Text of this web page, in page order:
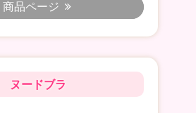
商品ページ
ヌードブラ